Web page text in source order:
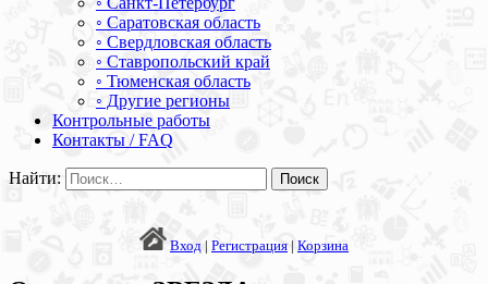
◦ Саратовская область
◦ Свердловская область
◦ Ставропольский край
◦ Тюменская область
◦ Другие регионы
Контрольные работы
Контакты / FAQ
Найти:
Вход | Регистрация | Корзина